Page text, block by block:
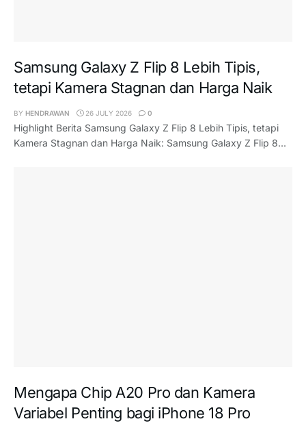
Samsung Galaxy Z Flip 8 Lebih Tipis,
tetapi Kamera Stagnan dan Harga Naik
BY HENDRAWAN 26 JULY 2026 0
Highlight Berita Samsung Galaxy Z Flip 8 Lebih Tipis, tetapi
Kamera Stagnan dan Harga Naik: Samsung Galaxy Z Flip 8...
Mengapa Chip A20 Pro dan Kamera
Variabel Penting bagi iPhone 18 Pro